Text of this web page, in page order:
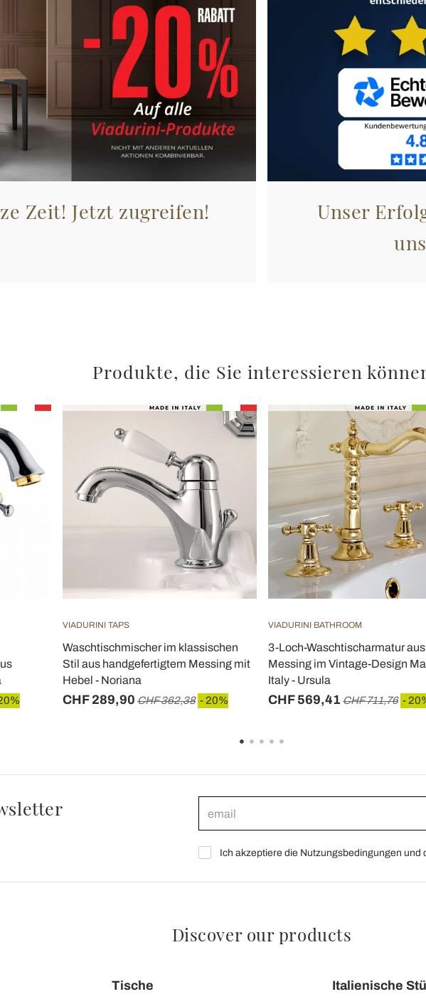
Zeit! Jetzt zugreifen!
Unser
Produkte, die Sie interessieren
VIADURINI TAPS
Waschtischmischer im klassischen
Stil aus handgefertigtem Messing mit
Hebel - Noriana
CHF 289,90 CHF 362,38 - 20%
VIADURINI BATHROOM
3-Loch-Waschtischarmatur aus
Messing im Vintage-Design
Italy - Ursula
CHF 569,41 CHF 711,76 -
Ich akzeptiere die Nutzungsbedingungen und
Discover our products
Tische Italienische